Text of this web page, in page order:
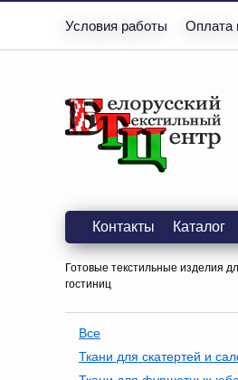
Условия работы Оплата
Контакты Каталог
Готовые текстильные изделия
гостиниц
Все
Ткани для скатертей и